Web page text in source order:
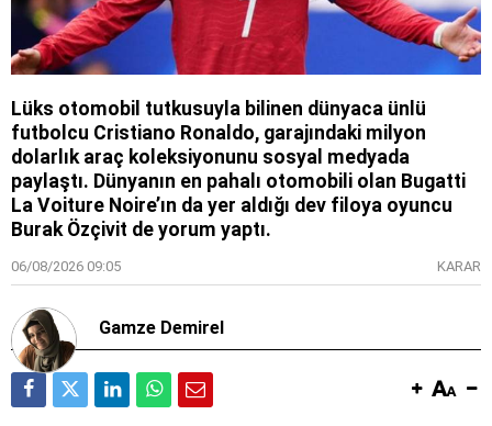
Lüks otomobil tutkusuyla bilinen dünyaca ünlü
futbolcu Cristiano Ronaldo, garajındaki milyon
dolarlık araç koleksiyonunu sosyal medyada
paylaştı. Dünyanın en pahalı otomobili olan Bugatti
La Voiture Noire’ın da yer aldığı dev filoya oyuncu
Burak Özçivit de yorum yaptı.
06/08/2026 09:05 KARAR
Gamze Demirel